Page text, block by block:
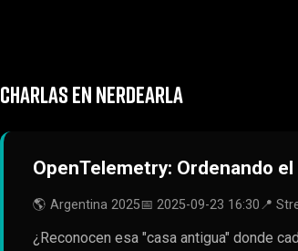
CHARLAS EN NERDEARLA
OpenTelemetry: Ordenando el
🌎 Argentina 2025📅 2025-09-23 16:30📍
¿Reconocen esa "casa antigua" donde